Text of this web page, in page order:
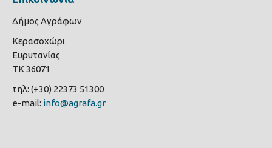
Δήμος Αγράφων
Κερασοχώρι
Ευρυτανίας
ΤΚ 36071
τηλ: (+30) 22373 51300
e-mail: info@agrafa.gr